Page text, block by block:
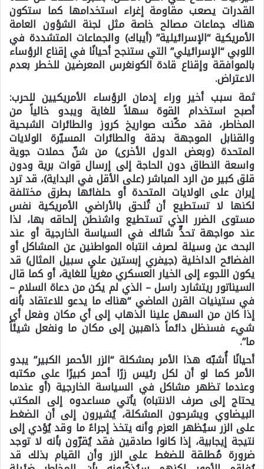
القدرات يصعب مقاومة إغراء استخدامها كما ستكون
هناك جماعات مصالح خاصة مثل لجنة الشؤون العامة
الأمريكية “الإسرائيلية” (أيباك) والجماعات المتشددة في
اللوبي “الإسرائيلي” التي ستنجح أحيانًا في إقناع الرؤساء
بالموافقة وإقناع قادة الكونغرس المعرضين للخطر بعدم
الاعتراض.
ثمة سبب أخير وراء إدمان الرؤساء الأمريكيين للحرب:
أصبح استخدام القوة سهلاً للغاية ويبدو خالياً من
المخاطر، فقد مكّنت صواريخ كروز والطائرات الشبحية
والقنابل الموجهة بدقة والطائرات المسيّرة الولايات
المتحدة (وبعض الدول الأخرى) من شنّ حملات جوية
واسعة النطاق دون الحاجة إلى إرسال قوات برية ودون
قلق كبير من الرد المباشر (على الأقل في البداية)، قد ترد
إيران على الولايات المتحدة أو حلفائها بطرق مختلفة
لكنها لا تستطيع أن تُلحق بالأراضي الأمريكية نفس
مستوى الضرر الذي تستطيع واشنطن إلحاقه بها، لذا
عند مواجهة تحدٍّ شائك في السياسة الخارجية أو عند
البحث عن وسيلة لصرف انتباه المواطنين عن المشاكل أو
الفضائح الداخلية (جيفري إبستين على سبيل المثال) قد
يكون اللجوء إلى الخيار العسكري مغرياً للغاية، أو كما قال
السيناتور ريتشارد راسل – الذي لم يكن من دعاة السلام –
في ستينيات القرن الماضي “هناك ما يدعو للاعتقاد بأنه
إذا كان من السهل علينا الذهاب إلى أي مكان وفعل أي
شيء فسنظل دائماً ذاهبين إلى مكان ما ونفعل شيئاً
ما”.
أحيانًا أُشبّه هذا الأمر بمشكلة “الزر الأحمر الكبير” يبدو
الأمر كما لو أن لكل رئيس زرًا أحمر كبيرًا على مكتبه
وعندما تظهر مشاكل في السياسة الخارجية (أو عندما
يحتاج إلى صرف الانتباه) يأتي مساعدوه إلى المكتب
البيضاوي ويشرحون المشكلة، يُشيرون إلى أن الضغط
على الزر سيُظهر العزم وأنه يتخذ إجراءً ما وقد يُؤدي إلى
نتيجة إيجابية، إذا كانوا صادقين فقد يُقرّون بأنه لا توجد
ضرورة مُطلقة للضغط على الزر وأن القيام بذلك قد